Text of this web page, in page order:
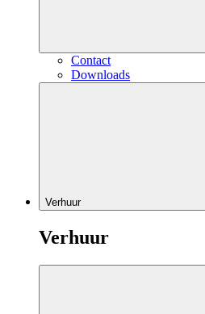
Contact
Downloads
Verhuur
Verhuur